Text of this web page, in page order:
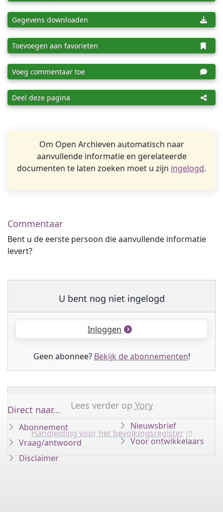
Gegevens downloaden
Toevoegen aan favorieten
Voeg commentaar toe
Deel deze pagina
Om Open Archieven automatisch naar
aanvullende informatie en gerelateerde
documenten te laten zoeken moet u zijn ingelogd.
Commentaar
Bent u de eerste persoon die aanvullende informatie
levert?
U bent nog niet ingelogd
Inloggen
Geen abonnee? Bekijk de abonnementen!
Lees verder op Yory
Handleiding voor het bevolkingsregister
Direct naar...
Abonnement
Vraag/antwoord
Disclaimer
Nieuwsbrief
Voor ontwikkelaars